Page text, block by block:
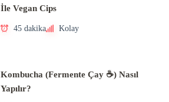
İle Vegan Cips
45 dakika Kolay
Kombucha (Fermente Çay ☕) Nasıl
Yapılır?